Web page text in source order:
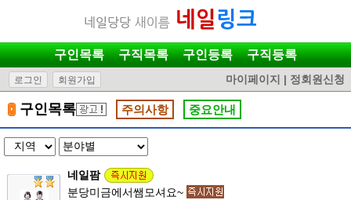
구인목록 구직목록 구인등록 구직등록
로그인 회원가입 마이페이지 | 정회원신청
구인목록 주의사항 중요안내
네일팜
분당미금에서쌤모셔요~